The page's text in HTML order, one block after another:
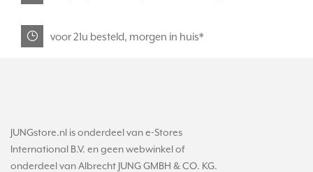
voor 21u besteld, morgen in huis*
JUNGstore.nl is onderdeel van e-Stores
International B.V. en geen webwinkel of
onderdeel van Albrecht JUNG GMBH & CO. KG.